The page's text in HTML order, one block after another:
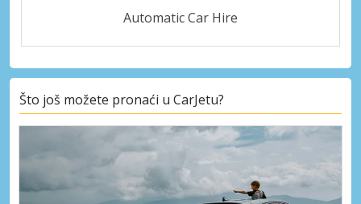
Automatic Car Hire
Što još možete pronaći u CarJetu?